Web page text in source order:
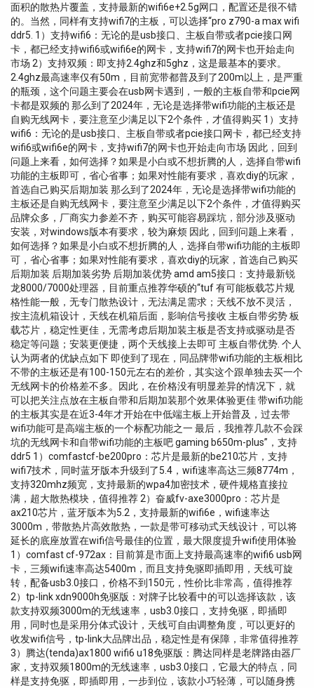
面积的散热片覆盖，支持最新的wifi6e+2.5g网口，配置还是很不错
的。当然，同样有支持wifi7的主板，可以选择“pro z790-a max wifi
ddr5. 1）支持wifi6：无论的是usb接口、主板自带或者pcie接口网
卡，都已经支持wifi6或wifi6e的网卡，支持wifi7的网卡也开始走向
市场 2）支持双频：即支持2.4ghz和5ghz，这是最基本的要求。
2.4ghz最高速率仅有50m，目前宽带都普及到了200m以上，是严重
的瓶颈，这个问题主要会在usb网卡遇到，一般的主板自带和pcie网
卡都是双频的 那么到了2024年，无论是选择带wifi功能的主板还是
自购无线网卡，要注意至少满足以下2个条件，才值得购买 1）支持
wifi6：无论的是usb接口、主板自带或者pcie接口网卡，都已经支持
wifi6或wifi6e的网卡，支持wifi7的网卡也开始走向市场 因此，回到
问题上来看，如何选择？如果是小白或不想折腾的人，选择自带wifi
功能的主板即可，省心省事；如果对性能有要求，喜欢diy的玩家，
首选自己购买后期加装 那么到了2024年，无论是选择带wifi功能的
主板还是自购无线网卡，要注意至少满足以下2个条件，才值得购买
品牌众多，厂商实力参差不齐，购买可能容易踩坑，部分涉及驱动
安装，对windows版本有要求，较为麻烦 因此，回到问题上来看，
如何选择？如果是小白或不想折腾的人，选择自带wifi功能的主板即
可，省心省事；如果对性能有要求，喜欢diy的玩家，首选自己购买
后期加装 后期加装劣势 后期加装优势 amd am5接口：支持最新锐
龙8000/7000处理器，目前重点推荐华硕的“tuf 有可能板载芯片规
格性能一般，无专门散热设计，无法满足需求；天线不放不灵活，
按主流机箱设计，天线在机箱后面，影响信号接收 主板自带劣势 板
载芯片，稳定性更佳，无需考虑后期加装主板是否支持或驱动是否
稳定等问题；安装更便捷，两个天线接上去即可 主板自带优势. 个人
认为两者的优缺点如下 即使到了现在，同品牌带wifi功能的主板相比
不带的主板还是有100-150元左右的差价，其实这个跟单独去买一个
无线网卡的价格差不多。因此，在价格没有明显差异的情况下，就
可以把关注点放在主板自带和后期加装那个效果体验更佳 带wifi功能
的主板其实是在近3-4年才开始在中低端主板上开始普及，过去带
wifi功能可是高端主板的一个标配功能之一 最后，我推荐几款不会踩
坑的无线网卡和自带wifi功能的主板吧 gaming b650m-plus”，支持
ddr5 1）comfastcf-be200pro：芯片是最新的be210芯片，支持
wifi7技术，同时蓝牙版本升级到了5.4，wifi速率高达三频8774m，
支持320mhz频宽，支持最新的wpa4加密技术，硬件规格直接拉
满，超大散热模块，值得推荐 2）奋威fv-axe3000pro：芯片是
ax210芯片，蓝牙版本为5.2，支持最新的wifi6e，wifi速率达
3000m，带散热片高效散热，一款是带可移动式天线设计，可以将
延长的底座放置在wifi信号最佳的位置，最大限度提升wifi使用体验
1）comfast cf-972ax：目前算是市面上支持最高速率的wifi6 usb网
卡，三频wifi速率高达5400m，而且支持免驱即插即用，天线可旋
转，配备usb3.0接口，价格不到150元，性价比非常高，值得推荐
2）tp-link xdn9000h免驱版：对牌子比较看中的可以选择该款，该
款支持双频3000m的无线速率，usb3.0接口，支持免驱，即插即
用，同时也是采用分体式设计，天线可自由调整角度，可以更好的
收发wifi信号，tp-link大品牌出品，稳定性是有保障，非常值得推荐
3）腾达(tenda)ax1800 wifi6 u18免驱版：腾达同样是老牌路由器厂
家，支持双频1800m的无线速率，usb3.0接口，它最大的特点，同
样是支持免驱，即插即用，一步到位，该款小巧轻薄，可以随身携